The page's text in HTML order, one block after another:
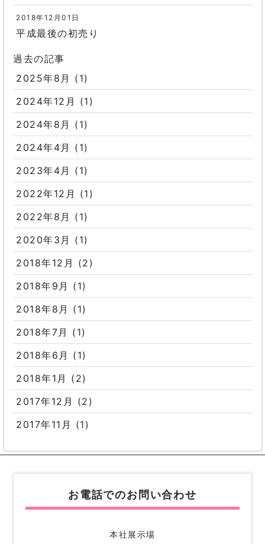
2018年12月01日
平成最後の初売り
過去の記事
2025年8月 (1)
2024年12月 (1)
2024年8月 (1)
2024年4月 (1)
2023年4月 (1)
2022年12月 (1)
2022年8月 (1)
2020年3月 (1)
2018年12月 (2)
2018年9月 (1)
2018年8月 (1)
2018年7月 (1)
2018年6月 (1)
2018年1月 (2)
2017年12月 (2)
2017年11月 (1)
お電話でのお問い合わせ
本社展示場